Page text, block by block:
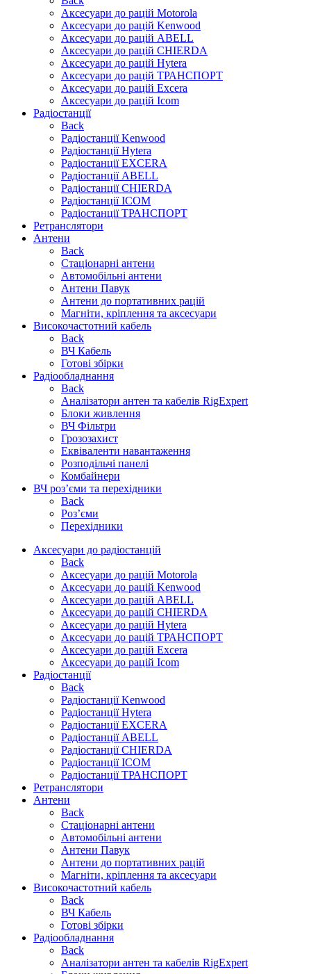
Аксесуари до рацій Motorola
Аксесуари до рацій Kenwood
Аксесуари до рацій ABELL
Аксесуари до рацій CHIERDA
Аксесуари до рацій Hytera
Аксесуари до рацій ТРАНСПОРТ
Аксесуари до рацій Excera
Аксесуари до рацій Icom
Радіостанції
Back
Радіостанції Kenwood
Радіостанції Hytera
Радіостанції EXCERA
Радіостанції ABELL
Радіостанції CHIERDA
Радіостанції ICOM
Радіостанції ТРАНСПОРТ
Ретранслятори
Антени
Back
Стаціонарні антени
Автомобільні антени
Антени Павук
Антени до портативних рацій
Магніти, кріплення та аксесуари
Високочастотний кабель
Back
ВЧ Кабель
Готові збірки
Радіообладнання
Back
Аналізатори антен та кабелів RigExpert
Блоки живлення
ВЧ Фільтри
Грозозахист
Еквіваленти навантаження
Розподільчі панелі
Комбайнери
ВЧ роз’єми та перехідники
Back
Роз’єми
Перехідники
Аксесуари до радіостанцій
Back
Аксесуари до рацій Motorola
Аксесуари до рацій Kenwood
Аксесуари до рацій ABELL
Аксесуари до рацій CHIERDA
Аксесуари до рацій Hytera
Аксесуари до рацій ТРАНСПОРТ
Аксесуари до рацій Excera
Аксесуари до рацій Icom
Радіостанції
Back
Радіостанції Kenwood
Радіостанції Hytera
Радіостанції EXCERA
Радіостанції ABELL
Радіостанції CHIERDA
Радіостанції ICOM
Радіостанції ТРАНСПОРТ
Ретранслятори
Антени
Back
Стаціонарні антени
Автомобільні антени
Антени Павук
Антени до портативних рацій
Магніти, кріплення та аксесуари
Високочастотний кабель
Back
ВЧ Кабель
Готові збірки
Радіообладнання
Back
Аналізатори антен та кабелів RigExpert